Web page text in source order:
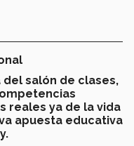
salón de clases,
reales ya de la vida
apuesta educativa